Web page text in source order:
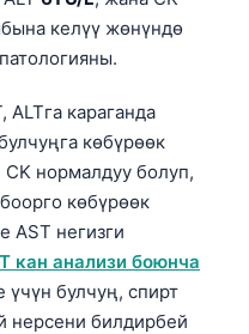
келүү жөнүндө
ALTга караганда
көбүрөөк
нормалдуу болуп,
көбүрөөк
AST негизги
кан анализи боюнча
үчүн булчуң, спирт
нерсени билдирбей